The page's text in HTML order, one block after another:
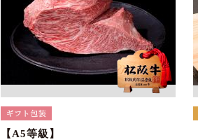
【A5等級】